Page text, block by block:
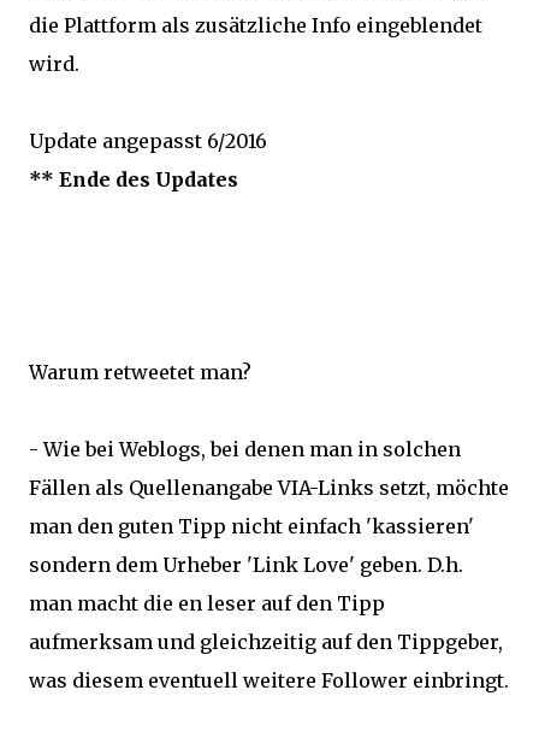
die Plattform als zusätzliche Info eingeblendet
wird.
Update angepasst 6/2016
** Ende des Updates
Warum retweetet man?
- Wie bei Weblogs, bei denen man in solchen
Fällen als Quellenangabe VIA-Links setzt, möchte
man den guten Tipp nicht einfach 'kassieren'
sondern dem Urheber 'Link Love' geben. D.h.
man macht die en leser auf den Tipp
aufmerksam und gleichzeitig auf den Tippgeber,
was diesem eventuell weitere Follower einbringt.